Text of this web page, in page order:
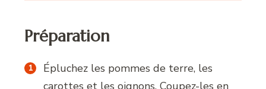
Préparation
Épluchez les pommes de terre, les
carottes et les oignons. Coupez-les en